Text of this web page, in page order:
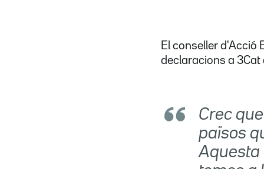
El conseller d'Acció
declaracions a
Crec
països
Aquesta